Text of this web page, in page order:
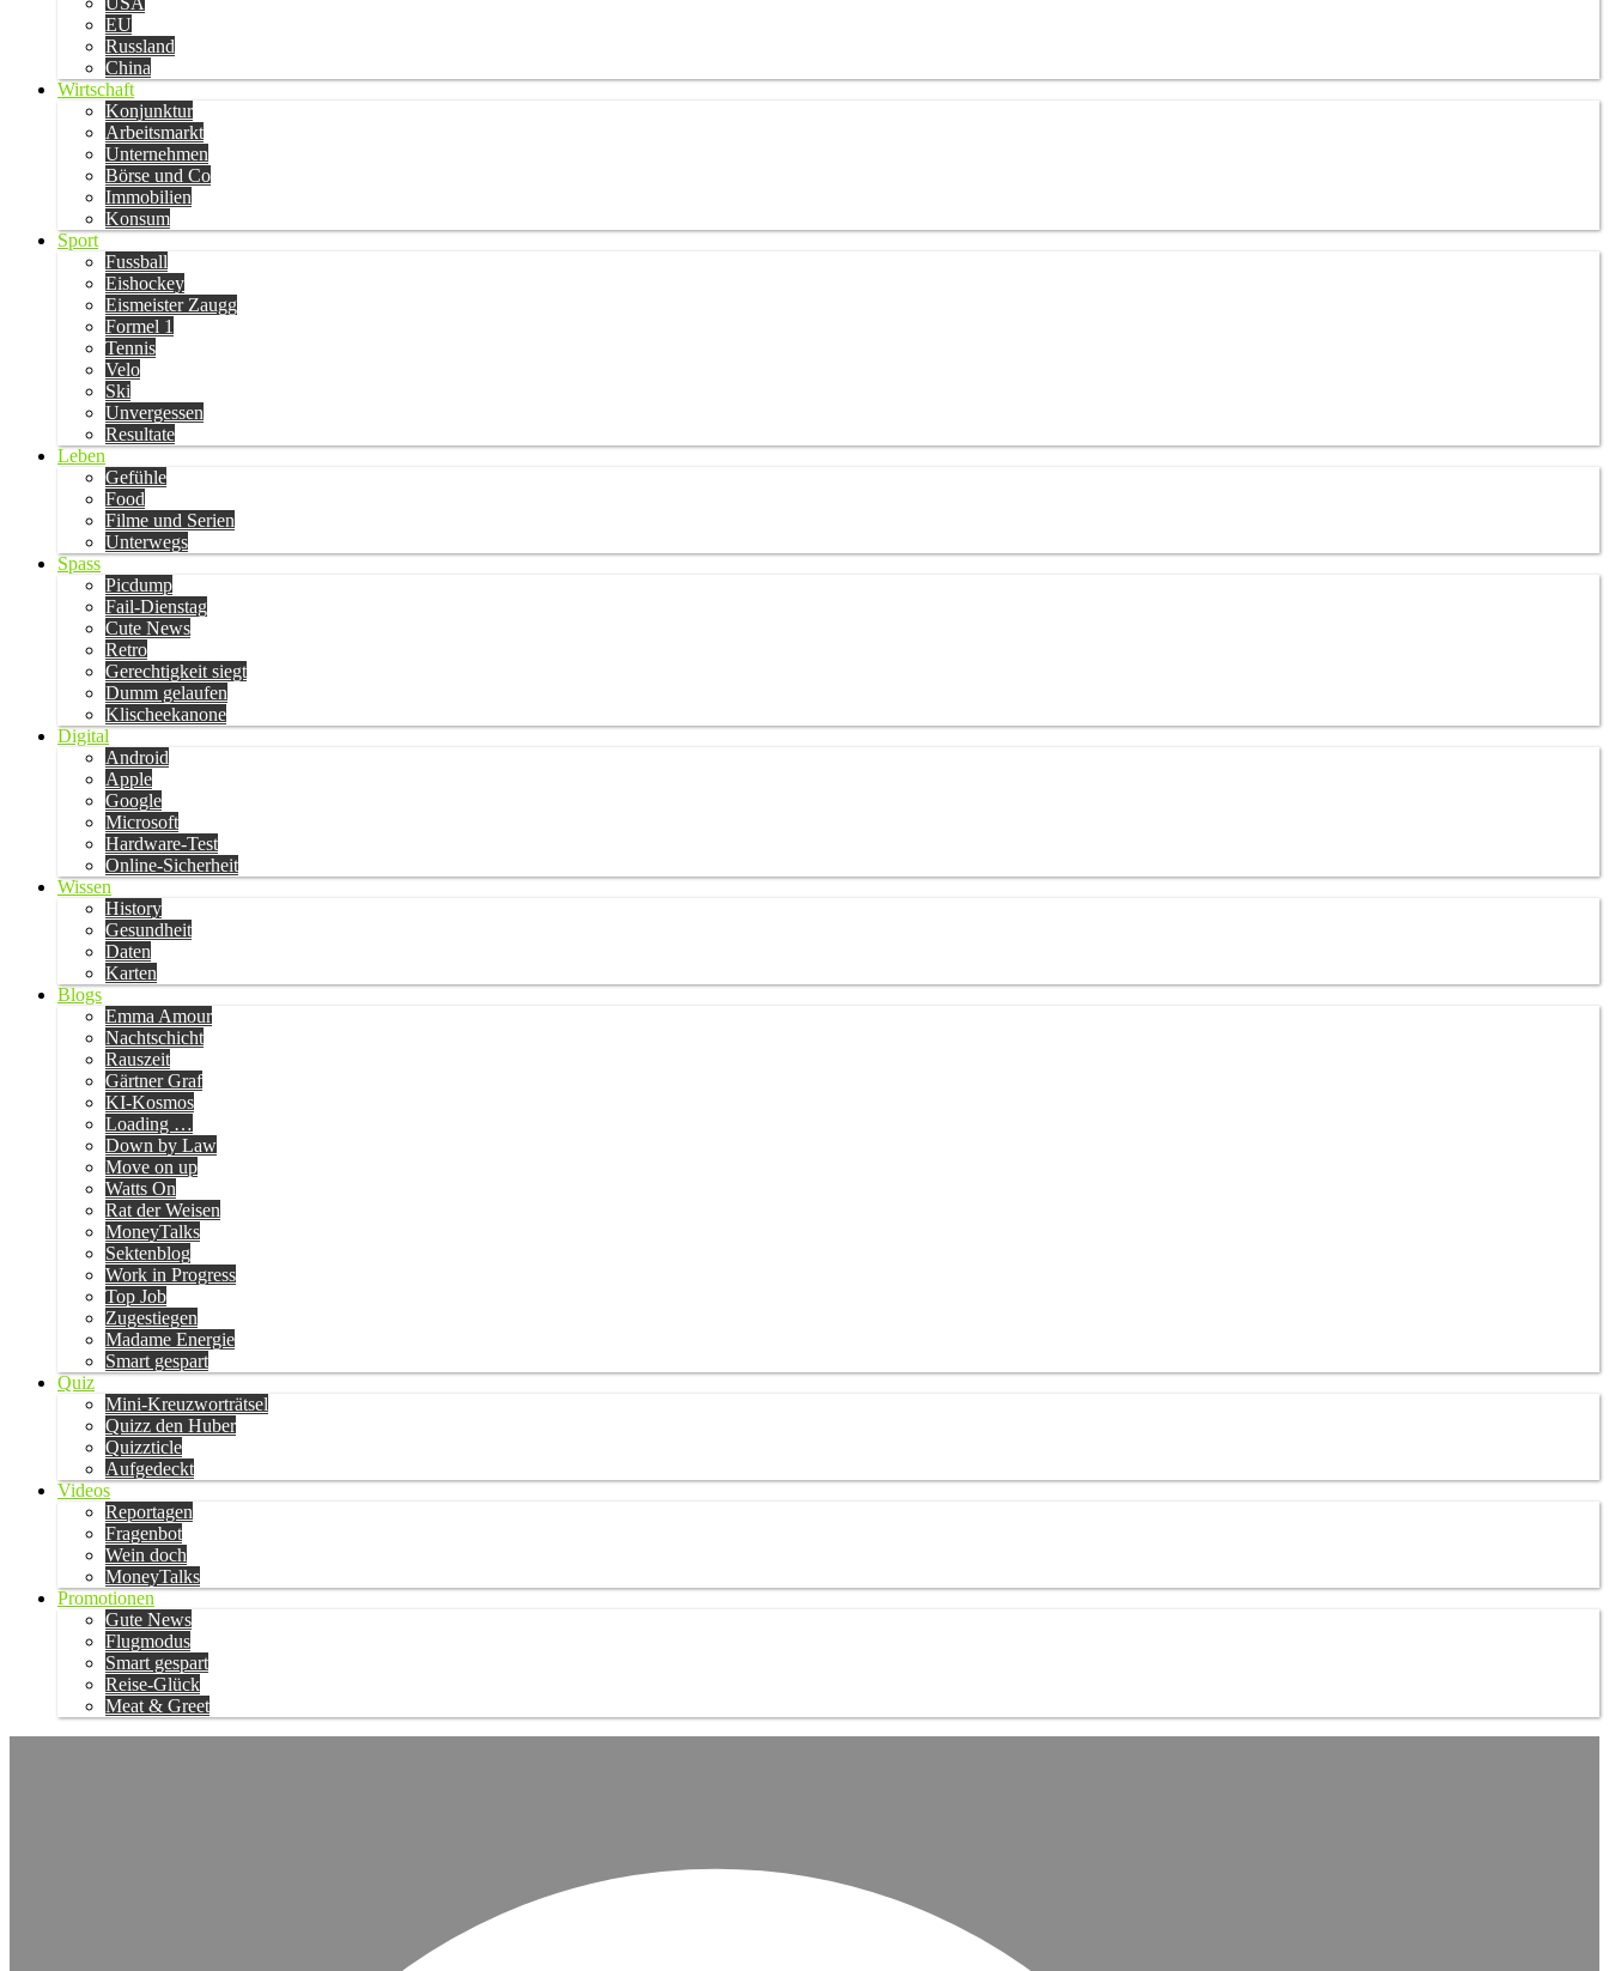
EU
Russland
China
Wirtschaft
Konjunktur
Arbeitsmarkt
Unternehmen
Börse und Co
Immobilien
Konsum
Sport
Fussball
Eishockey
Eismeister Zaugg
Formel 1
Tennis
Velo
Ski
Unvergessen
Resultate
Leben
Gefühle
Food
Filme und Serien
Unterwegs
Spass
Picdump
Fail-Dienstag
Cute News
Retro
Gerechtigkeit siegt
Dumm gelaufen
Klischeekanone
Digital
Android
Apple
Google
Microsoft
Hardware-Test
Online-Sicherheit
Wissen
History
Gesundheit
Daten
Karten
Blogs
Emma Amour
Nachtschicht
Rauszeit
Gärtner Graf
KI-Kosmos
Loading …
Down by Law
Move on up
Watts On
Rat der Weisen
MoneyTalks
Sektenblog
Work in Progress
Top Job
Zugestiegen
Madame Energie
Smart gespart
Quiz
Mini-Kreuzworträtsel
Quizz den Huber
Quizzticle
Aufgedeckt
Videos
Reportagen
Fragenbot
Wein doch
MoneyTalks
Promotionen
Gute News
Flugmodus
Smart gespart
Reise-Glück
Meat & Greet